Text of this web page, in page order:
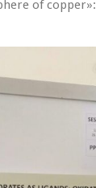
of copper»: